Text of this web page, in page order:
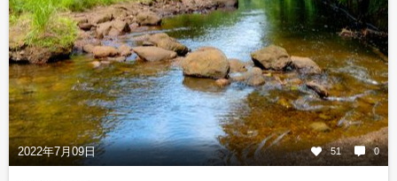
2022年7月09日 51 0